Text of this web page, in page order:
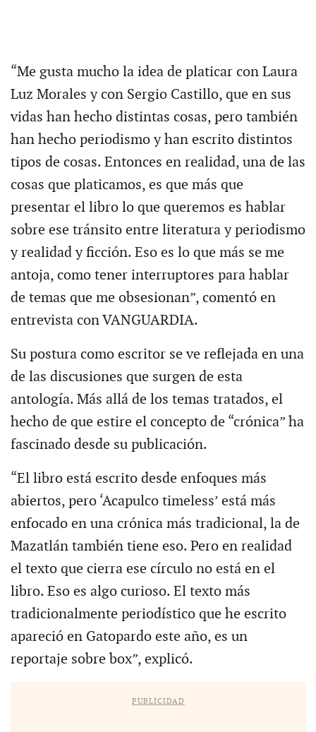
“Me gusta mucho la idea de platicar con Laura
Luz Morales y con Sergio Castillo, que en sus
vidas han hecho distintas cosas, pero también
han hecho periodismo y han escrito distintos
tipos de cosas. Entonces en realidad, una de las
cosas que platicamos, es que más que
presentar el libro lo que queremos es hablar
sobre ese tránsito entre literatura y periodismo
y realidad y ficción. Eso es lo que más se me
antoja, como tener interruptores para hablar
de temas que me obsesionan”, comentó en
entrevista con VANGUARDIA.
Su postura como escritor se ve reflejada en una
de las discusiones que surgen de esta
antología. Más allá de los temas tratados, el
hecho de que estire el concepto de “crónica” ha
fascinado desde su publicación.
“El libro está escrito desde enfoques más
abiertos, pero ‘Acapulco timeless’ está más
enfocado en una crónica más tradicional, la de
Mazatlán también tiene eso. Pero en realidad
el texto que cierra ese círculo no está en el
libro. Eso es algo curioso. El texto más
tradicionalmente periodístico que he escrito
apareció en Gatopardo este año, es un
reportaje sobre box”, explicó.
PUBLICIDAD